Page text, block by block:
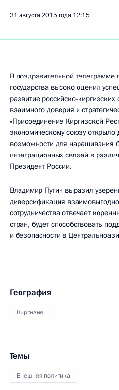
31 августа 2015 года 12:15
В поздравительной телеграмме
государства высоко оценил
развитие российско-
взаимного доверия и
«Присоединение Киргизской
экономическому союзу открыло
возможности для наращивания
интеграционных связей в
Президент России.
Владимир Путин выразил
диверсификация
сотрудничества отвечает
стран, будет способствовать
и безопасности в
География
Киргизия
Темы
Внешняя политика